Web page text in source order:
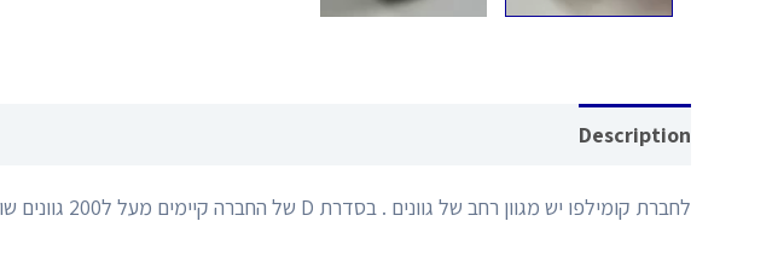
Description
לחברת קומילפו יש מגוון רחב של גוונים . בסדרת D של החברה קיימים מעל ל200 גוונים שונים ואיכותיים .